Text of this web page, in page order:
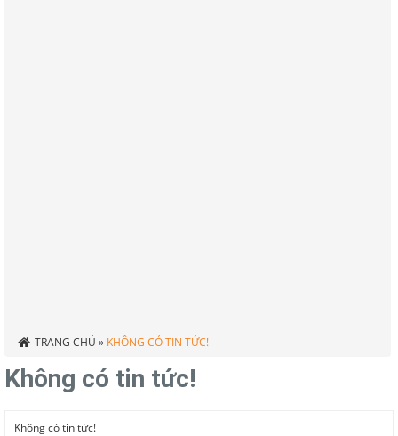
TRANG CHỦ » KHÔNG CÓ TIN TỨC!
Không có tin tức!
Không có tin tức!